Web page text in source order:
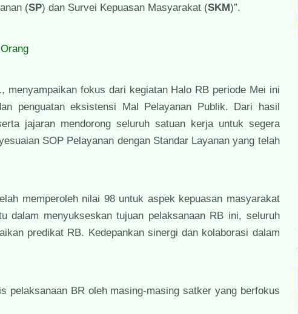
(SP) dan Survei Kepuasan Masyarakat (SKM)”.
menyampaikan fokus dari kegiatan Halo RB periode Mei ini
penguatan eksistensi Mal Pelayanan Publik. Dari hasil
jajaran mendorong seluruh satuan kerja untuk segera
SOP Pelayanan dengan Standar Layanan yang telah
memperoleh nilai 98 untuk aspek kepuasan masyarakat
menyukseskan tujuan pelaksanaan RB ini, seluruh
predikat RB. Kedepankan sinergi dan kolaborasi dalam
pelaksanaan BR oleh masing-masing satker yang berfokus